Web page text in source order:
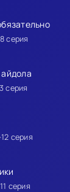
серия
серия
серия
серия